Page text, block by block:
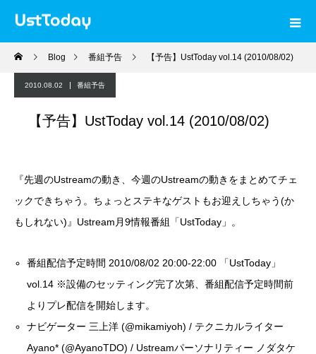
Blog 番組予告 【予告】UstToday vol.14 (2010/08/02)
2010.08.02 番組予告
【予告】UstToday vol.14 (2010/08/02)
『先週のUstreamの動き、今週のUstreamの動きをまとめてチェ
ックできちゃう。ちょっとステキなゲストもお迎えしちゃう(か
もしれない)』Ustream月9情報番組「UstToday」。
番組配信予定時間 2010/08/02 20:00-22:00 「UstToday」
vol.14 ※設備のセッティング完了次第、番組配信予定時間前
よりプレ配信を開始します。
ナビゲーター 三上洋 (@mikamiyoh) / テクニカルライター
Ayano* (@AyanoTDO) / Ustreamパーソナリティー ノダタケ